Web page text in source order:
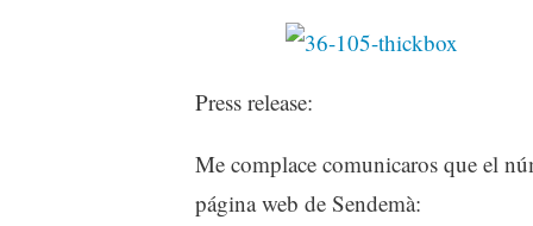
Press release:
Me complace comunicaros que el
página web de Sendemà: